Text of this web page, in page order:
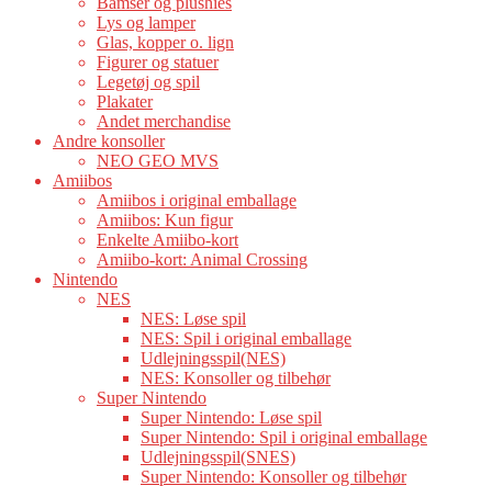
Lys og lamper
Glas, kopper o. lign
Figurer og statuer
Legetøj og spil
Plakater
Andet merchandise
Andre konsoller
NEO GEO MVS
Amiibos
Amiibos i original emballage
Amiibos: Kun figur
Enkelte Amiibo-kort
Amiibo-kort: Animal Crossing
Nintendo
NES
NES: Løse spil
NES: Spil i original emballage
Udlejningsspil(NES)
NES: Konsoller og tilbehør
Super Nintendo
Super Nintendo: Løse spil
Super Nintendo: Spil i original emballage
Udlejningsspil(SNES)
Super Nintendo: Konsoller og tilbehør